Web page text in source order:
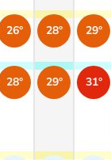
26°
28°
28°
29°
29°
31°